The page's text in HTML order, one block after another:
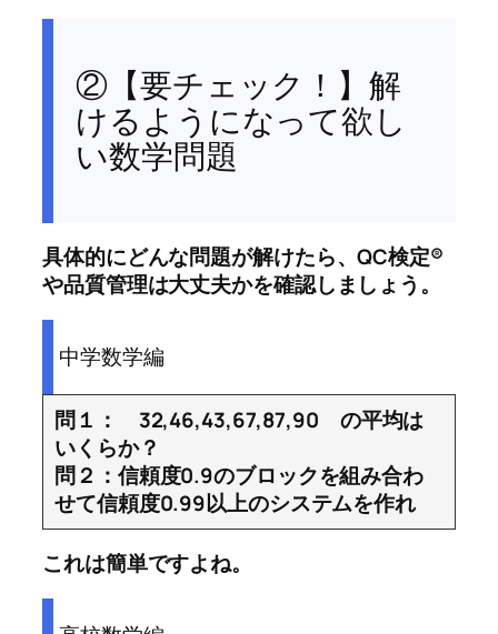
②【要チェック！】解
けるようになって欲し
い数学問題
具体的にどんな問題が解けたら、QC検定®
や品質管理は大丈夫かを確認しましょう。
中学数学編
問１： 32,46,43,67,87,90 の平均は
いくらか？
問２：信頼度0.9のブロックを組み合わ
せて信頼度0.99以上のシステムを作れ
これは簡単ですよね。